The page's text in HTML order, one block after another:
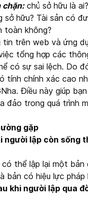
chặn:chủ sở hữu là
sở hữu? Tài sản có
toàn không?
tin trên web và ứng
tổng hợp các
có sự sai lệch. Do
tính chính xác cao
Điều này giúp
đảo trong quá trình
gặp
người lập còn sống
thể lập lại một bản
bản có hiệu lực pháp
khi người lập qua